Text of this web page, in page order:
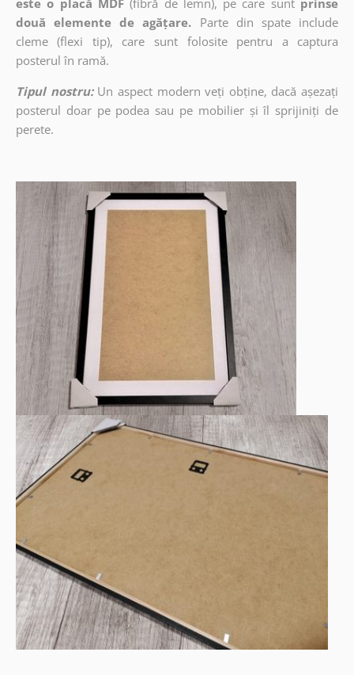
este o placă MDF (fibră de lemn), pe care sunt prinse
două elemente de agățare. Parte din spate include
cleme (flexi tip), care sunt folosite pentru a captura
posterul în ramă.
Tipul nostru: Un aspect modern veți obține, dacă așezați
posterul doar pe podea sau pe mobilier și îl sprijiniți de
perete.